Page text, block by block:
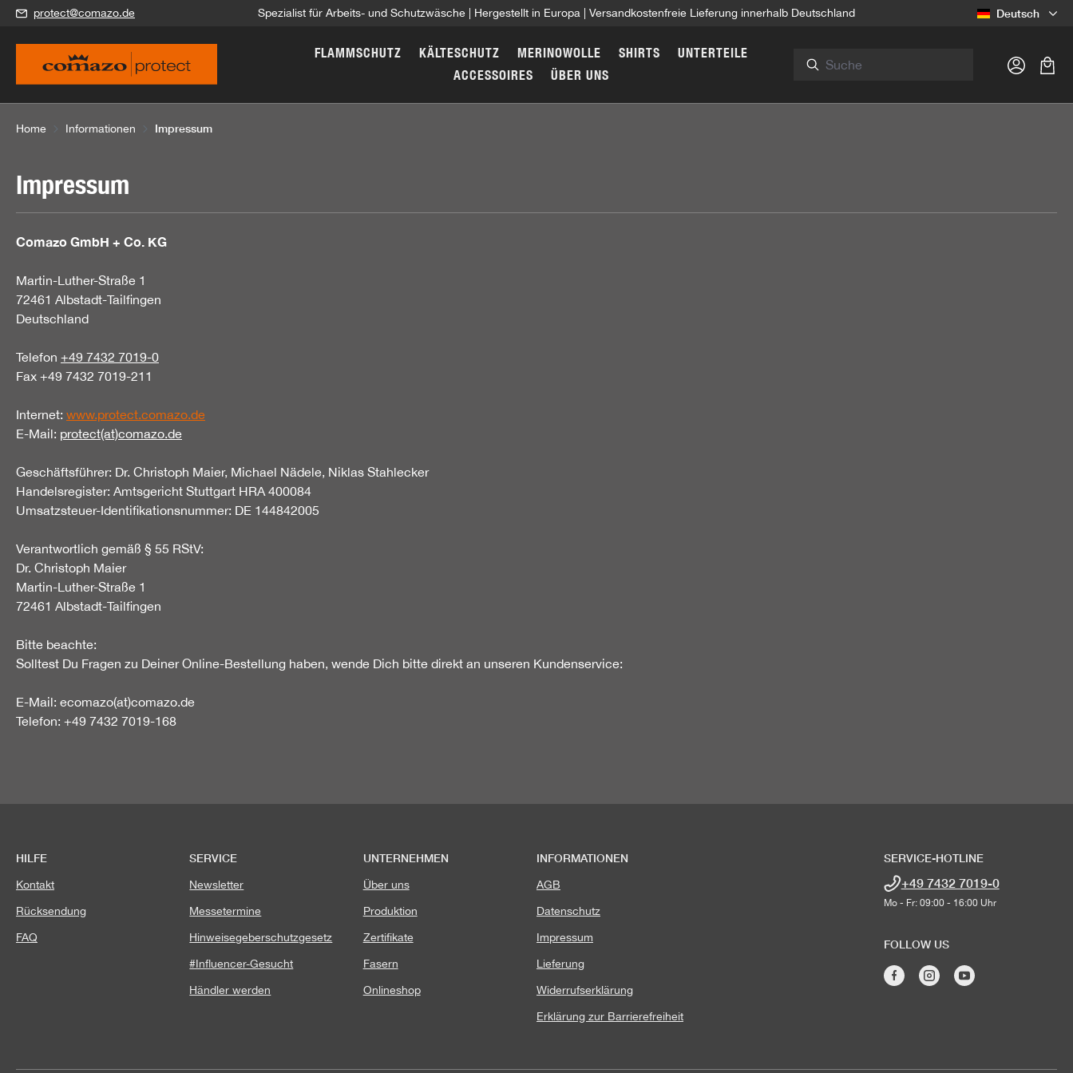
Zur Hauptnavigation springen
protect@comazo.de Spezialist für Arbeits- und Schutzwäsche | Hergestellt in Europa | Versandkostenfreie Lieferung innerhalb Deutschland Deutsch
FLAMMSCHUTZ KÄLTESCHUTZ MERINOWOLLE SHIRTS UNTERTEILE
ACCESSOIRES ÜBER UNS
Home Informationen Impressum
Impressum
Comazo GmbH + Co. KG
Martin-Luther-Straße 1
72461 Albstadt-Tailfingen
Deutschland
Telefon +49 7432 7019-0
Fax +49 7432 7019-211
Internet: www.protect.comazo.de
E-Mail: protect(at)comazo.de
Geschäftsführer: Dr. Christoph Maier, Michael Nädele, Niklas Stahlecker
Handelsregister: Amtsgericht Stuttgart HRA 400084
Umsatzsteuer-Identifikationsnummer: DE 144842005
Verantwortlich gemäß § 55 RStV:
Dr. Christoph Maier
Martin-Luther-Straße 1
72461 Albstadt-Tailfingen
Bitte beachte:
Solltest Du Fragen zu Deiner Online-Bestellung haben, wende Dich bitte direkt an unseren Kundenservice:
E-Mail: ecomazo(at)comazo.de
Telefon: +49 7432 7019-168
HILFE
Kontakt
Rücksendung
FAQ
SERVICE
Newsletter
Messetermine
Hinweisegeberschutzgesetz
#Influencer-Gesucht
Händler werden
UNTERNEHMEN
Über uns
Produktion
Zertifikate
Fasern
Onlineshop
INFORMATIONEN
AGB
Datenschutz
Impressum
Lieferung
Widerrufserklärung
Erklärung zur Barrierefreiheit
SERVICE-HOTLINE
+49 7432 7019-0
Mo - Fr: 09:00 - 16:00 Uhr
FOLLOW US